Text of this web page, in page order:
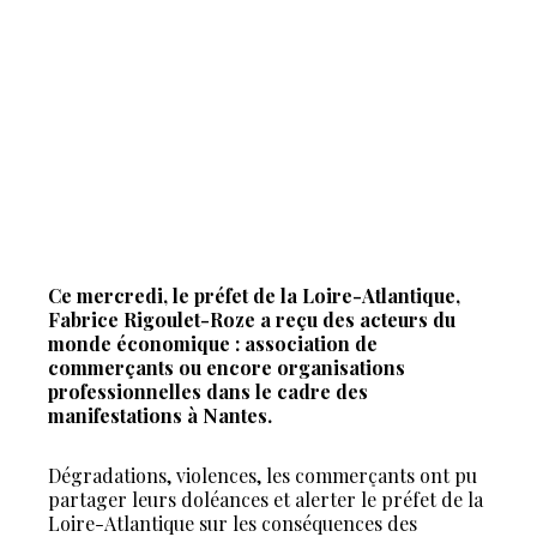
Ce mercredi, le préfet de la Loire-Atlantique,
Fabrice Rigoulet-Roze a reçu des acteurs du
monde économique : association de
commerçants ou encore organisations
professionnelles dans le cadre des
manifestations à Nantes.
Dégradations, violences, les commerçants ont pu
partager leurs doléances et alerter le préfet de la
Loire-Atlantique sur les conséquences des